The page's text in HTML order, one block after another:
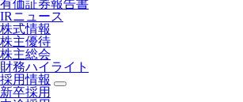
有価証券報告書
IRニュース
株式情報
株主優待
株主総会
財務ハイライト
採用情報
新卒採用